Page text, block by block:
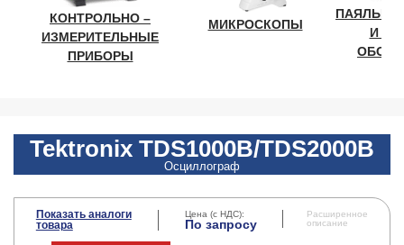
КОНТРОЛЬНО –
ИЗМЕРИТЕЛЬНЫЕ
ПРИБОРЫ
МИКРОСКОПЫ
И
Tektronix TDS1000B/TDS2000B
Осциллограф
Показать аналоги
товара
Цена (с НДС):
По запросу
Расширенное
описание